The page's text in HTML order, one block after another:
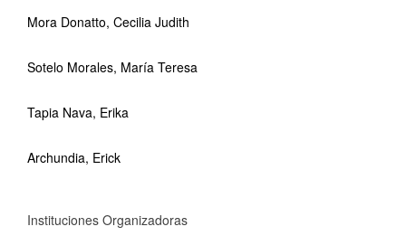
Mora Donatto, Cecilia Judith
Sotelo Morales, María Teresa
Tapia Nava, Erika
Archundia, Erick
Instituciones Organizadoras